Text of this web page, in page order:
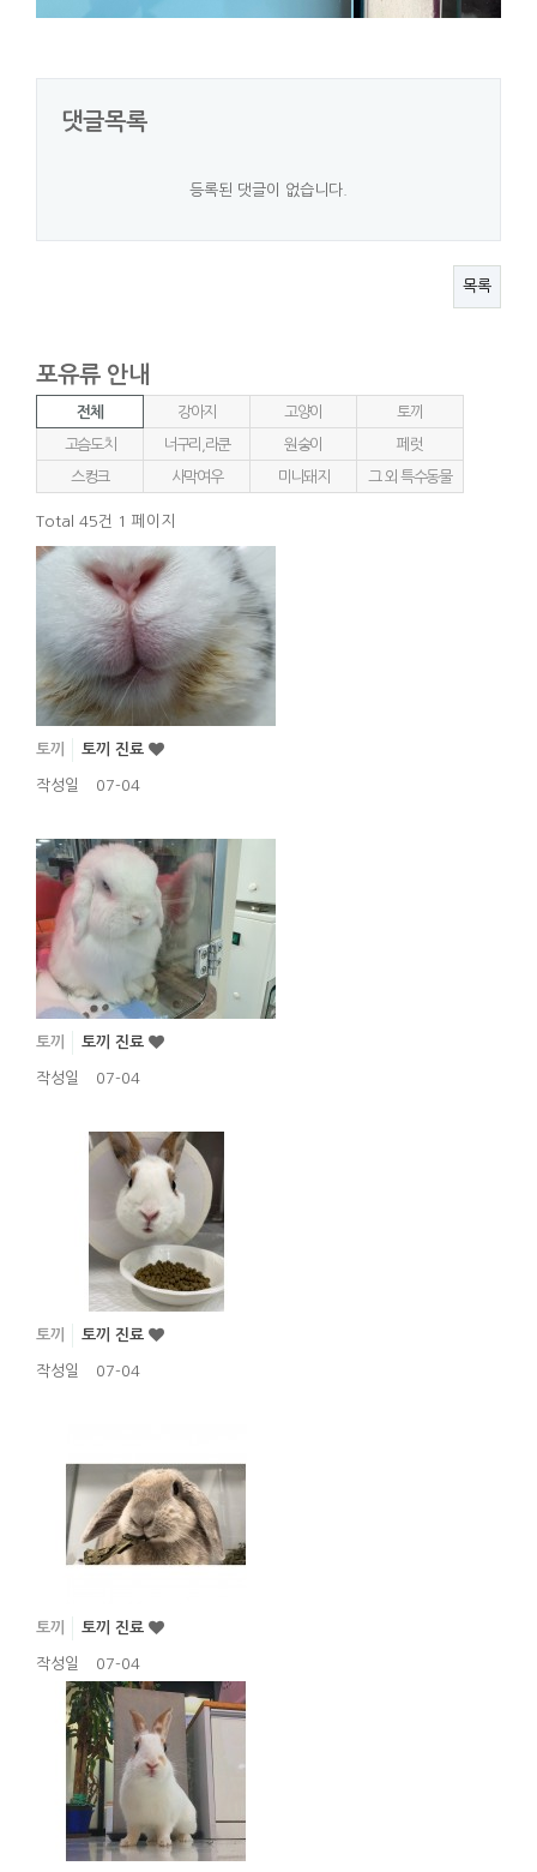
댓글목록
등록된 댓글이 없습니다.
목록
포유류 안내
전체 강아지 고양이 토끼
고슴도치 너구리,라쿤 원숭이 페럿
스컹크 사막여우 미니돼지 그 외 특수동물
Total 45건 1 페이지
토끼 토끼 진료
작성일 07-04
토끼 토끼 진료
작성일 07-04
토끼 토끼 진료
작성일 07-04
토끼 토끼 진료
작성일 07-04